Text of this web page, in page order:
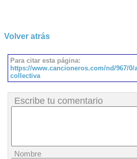
Volver atrás
Para citar esta página:
https://www.cancioneros.com/nd/967/0/
collectiva
Escribe tu comentario
Nombre